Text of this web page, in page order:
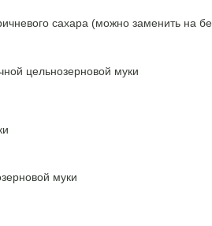
сахара (можно заменить на
цельнозерновой муки
муки